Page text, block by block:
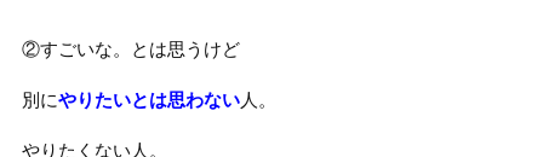
②すごいな。とは思うけど
別にやりたいとは思わない人。
やりたくない人。